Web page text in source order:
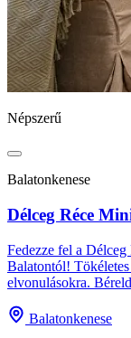
Népszerű
Balatonkenese
Délceg Réce
Fedezze fel a Délceg
Balatontól!
elvonulásokra.
Balatonkenese